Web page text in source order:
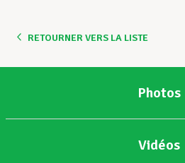
RETOURNER VERS LA LISTE
Photos
Vidéos